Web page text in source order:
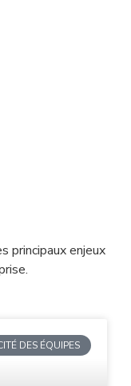
principaux enjeux
DES ÉQUIPES